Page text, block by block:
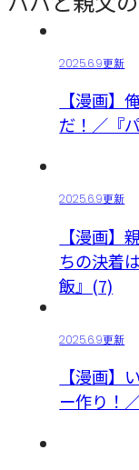
2025.6.9更新
【漫画】
だ！／『
2025.6.9更新
【漫画】
ちの決着
飯』(7)
2025.6.9更新
【漫画】
ー作り！